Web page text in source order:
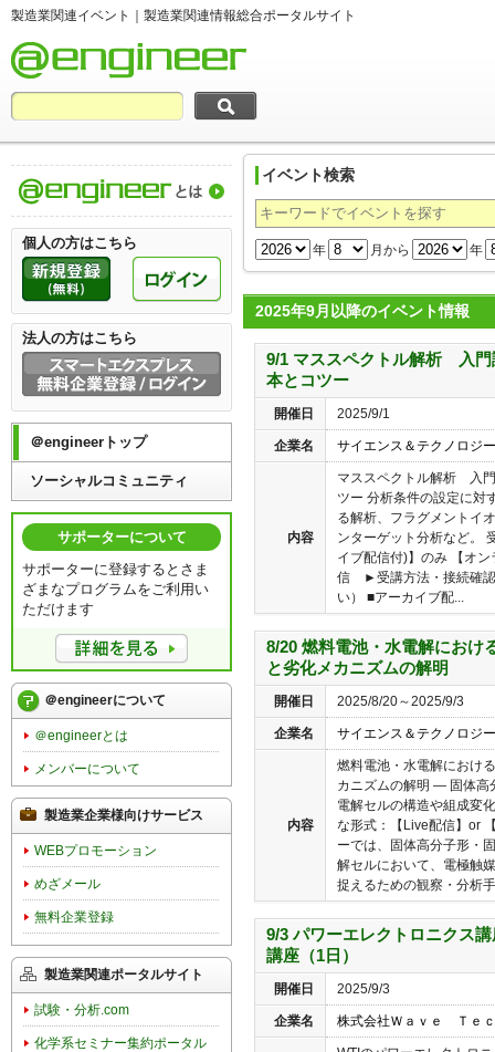
製造業関連イベント｜製造業関連情報総合ポータルサイト
イベント検索
年 月から 年
2025年9月以降のイベント情報
9/1 マススペクトル解析 入門
本とコツー
開催日 2025/9/1
企業名 サイエンス＆テクノロジ
内容
マススペクトル解析 入
ツー 分析条件の設定に対
る解析、フラグメントイ
ンターゲット分析など。
イブ配信付)】のみ 【オ
信 ►受講方法・接続確認
い） ■アーカイブ配...
8/20 燃料電池・水電解におけ
と劣化メカニズムの解明
開催日 2025/8/20～2025/9/3
企業名 サイエンス＆テクノロジ
内容
燃料電池・水電解におけ
カニズムの解明 ― 固体高
電解セルの構造や組成変
な形式：【Live配信】or
ーでは、固体高分子形・
解セルにおいて、電極触
捉えるための観察・分析
9/3 パワーエレクトロニクス
講座（1日）
開催日 2025/9/3
企業名 株式会社Ｗａｖｅ Ｔｅ
製造業関連情報総合ポータルサイト＠
個人の方はこちら
法人の方はこちら
＠engineerトップ
ソーシャルコミュニティ
サポーターについて
サポーターに登録するとさま
ざまなプログラムをご利用い
ただけます
＠engineerについて
＠engineerとは
メンバーについて
製造業企業様向けサービス
WEBプロモーション
めざメール
無料企業登録
製造業関連ポータルサイト
試験・分析.com
化学系セミナー集約ポータル